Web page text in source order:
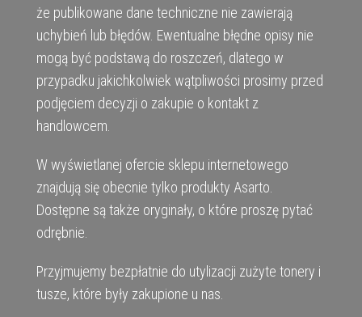
że publikowane dane techniczne nie zawierają
uchybień lub błędów. Ewentualne błędne opisy nie
mogą być podstawą do roszczeń, dlatego w
przypadku jakichkolwiek wątpliwości prosimy przed
podjęciem decyzji o zakupie o kontakt z
handlowcem.
W wyświetlanej ofercie sklepu internetowego
znajdują się obecnie tylko produkty Asarto.
Dostępne są także oryginały, o które proszę pytać
odrębnie.
Przyjmujemy bezpłatnie do utylizacji zużyte tonery i
tusze, które były zakupione u nas.